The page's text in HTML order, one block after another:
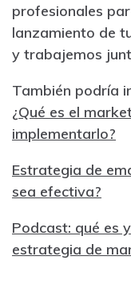
profesionales
lanzamiento de
y trabajemos
También podría
¿Qué es el
implementarlo?
Estrategia de
sea efectiva?
Podcast: qué es
estrategia de